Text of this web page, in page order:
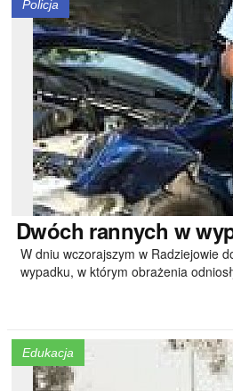
Policja
Dwóch rannych w
W dniu wczorajszym w Radziejowie
wypadku, w którym obrażenia
Edukacja